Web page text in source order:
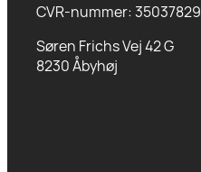
CVR-nummer: 35037829
Søren Frichs Vej 42 G
8230 Åbyhøj